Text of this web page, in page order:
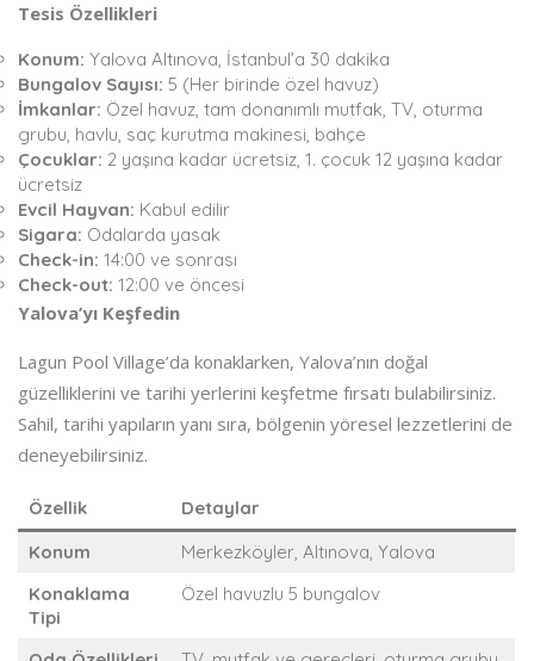
Tesis Özellikleri
Konum: Yalova Altınova, İstanbul’a 30 dakika
Bungalov Sayısı: 5 (Her birinde özel havuz)
İmkanlar: Özel havuz, tam donanımlı mutfak, TV, oturma
grubu, havlu, saç kurutma makinesi, bahçe
Çocuklar: 2 yaşına kadar ücretsiz, 1. çocuk 12 yaşına kadar
ücretsiz
Evcil Hayvan: Kabul edilir
Sigara: Odalarda yasak
Check-in: 14:00 ve sonrası
Check-out: 12:00 ve öncesi
Yalova’yı Keşfedin
Lagun Pool Village’da konaklarken, Yalova’nın doğal
güzelliklerini ve tarihi yerlerini keşfetme fırsatı bulabilirsiniz.
Sahil, tarihi yapıların yanı sıra, bölgenin yöresel lezzetlerini de
deneyebilirsiniz.
Özellik
Detaylar
Konum
Merkezköyler, Altınova, Yalova
Konaklama
Tipi
Özel havuzlu 5 bungalov